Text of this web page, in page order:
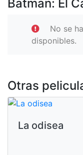
Batman: El
No se
disponibles.
Otras
La odisea